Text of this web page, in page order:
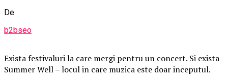
De
b2bseo
Exista festivaluri la care mergi pentru un concert. Si exista
Summer Well – locul in care muzica este doar inceputul.